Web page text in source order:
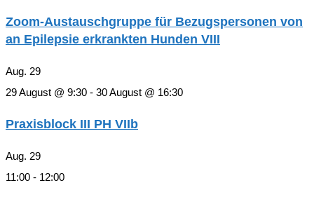
Zoom-Austauschgruppe für Bezugspersonen von
an Epilepsie erkrankten Hunden VIII
Aug. 29
29 August @ 9:30 - 30 August @ 16:30
Praxisblock III PH VIIb
Aug. 29
11:00 - 12:00